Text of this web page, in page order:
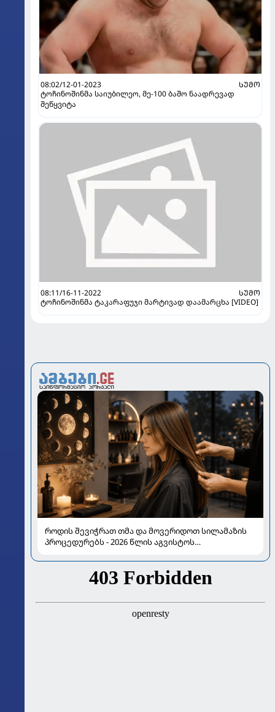
08:02/12-01-2023
ᲡᲣᲛᲝ
ტოჩინოშინმა საიუბილეო, მე-100 ბაშო ნაადრევად
შეწყვიტა
08:11/16-11-2022
ᲡᲣᲛᲝ
ტოჩინოშინმა ტაკარაფუჯი მარტივად დაამარცხა [VIDEO]
როდის შევიჭრათ თმა და მოვერიდოთ სილამაზის
პროცედურებს - 2026 წლის აგვისტოს